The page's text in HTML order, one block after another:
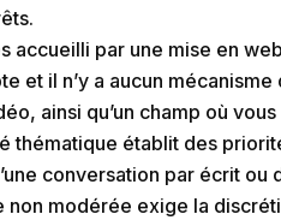
accueilli par une mise en
et il n’y a aucun
ainsi qu’un champ où
établit des
conversation par écrit ou
modérée exige la